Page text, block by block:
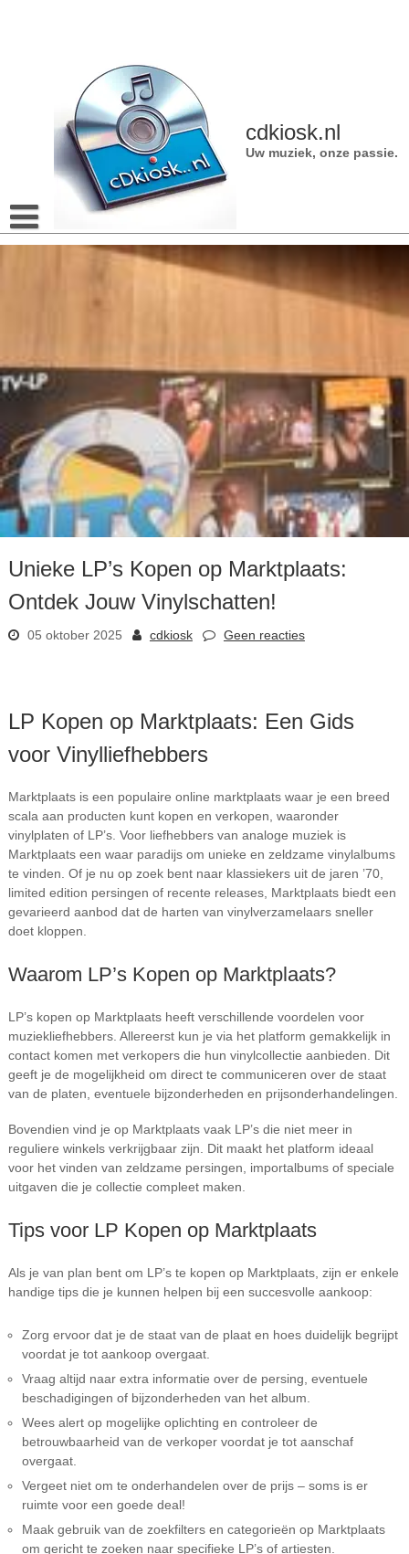
cdkiosk.nl
Uw muziek, onze passie.
Unieke LP’s Kopen op Marktplaats:
Ontdek Jouw Vinylschatten!
05 oktober 2025 cdkiosk Geen reacties
LP Kopen op Marktplaats: Een Gids
voor Vinylliefhebbers
Marktplaats is een populaire online marktplaats waar je een breed
scala aan producten kunt kopen en verkopen, waaronder
vinylplaten of LP’s. Voor liefhebbers van analoge muziek is
Marktplaats een waar paradijs om unieke en zeldzame vinylalbums
te vinden. Of je nu op zoek bent naar klassiekers uit de jaren ’70,
limited edition persingen of recente releases, Marktplaats biedt een
gevarieerd aanbod dat de harten van vinylverzamelaars sneller
doet kloppen.
Waarom LP’s Kopen op Marktplaats?
LP’s kopen op Marktplaats heeft verschillende voordelen voor
muziekliefhebbers. Allereerst kun je via het platform gemakkelijk in
contact komen met verkopers die hun vinylcollectie aanbieden. Dit
geeft je de mogelijkheid om direct te communiceren over de staat
van de platen, eventuele bijzonderheden en prijsonderhandelingen.
Bovendien vind je op Marktplaats vaak LP’s die niet meer in
reguliere winkels verkrijgbaar zijn. Dit maakt het platform ideaal
voor het vinden van zeldzame persingen, importalbums of speciale
uitgaven die je collectie compleet maken.
Tips voor LP Kopen op Marktplaats
Als je van plan bent om LP’s te kopen op Marktplaats, zijn er enkele
handige tips die je kunnen helpen bij een succesvolle aankoop:
Zorg ervoor dat je de staat van de plaat en hoes duidelijk begrijpt
voordat je tot aankoop overgaat.
Vraag altijd naar extra informatie over de persing, eventuele
beschadigingen of bijzonderheden van het album.
Wees alert op mogelijke oplichting en controleer de
betrouwbaarheid van de verkoper voordat je tot aanschaf
overgaat.
Vergeet niet om te onderhandelen over de prijs – soms is er
ruimte voor een goede deal!
Maak gebruik van de zoekfilters en categorieën op Marktplaats
om gericht te zoeken naar specifieke LP’s of artiesten.